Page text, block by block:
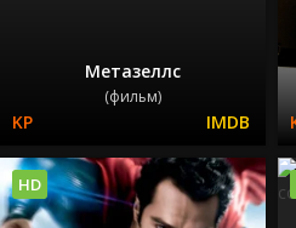
Метазеллс
(фильм)
HD